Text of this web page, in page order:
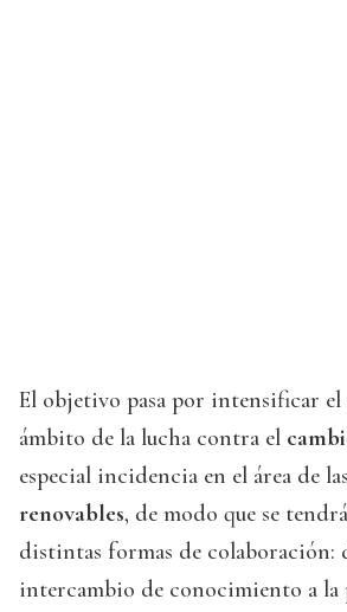
El objetivo pasa por intensificar
ámbito de la lucha contra el
especial incidencia en el área de las
renovables, de modo que se
distintas formas de colaboración:
intercambio de conocimiento a